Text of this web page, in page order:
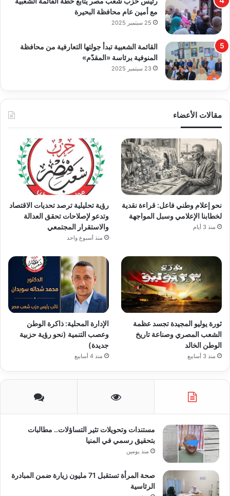
مع أمين عام محافظة البحيرة
25 سبتمبر 2025
القائمة الشعبية تبدأ جولتها التعارفية من محافظة
المنوفية برئاسة «المقدّم»
23 سبتمبر 2025
مقالات الأعضاء
نحو إعلام وطني فاعل: قراءة نقدية
لخطابنا الإعلامي وسبل المواجهة
منذ 3 أيام
رؤية تحليلية ترصد تحديات الاقتصاد
وتدعو لإصلاحات تحقق العدالة
والاستقرار المجتمعي
منذ أسبوع واحد
ثورة يوليو المجيدة تجسد عظمة
الشعب المصري وصناعة تاريخ
الوطن الخالد
منذ 3 أسابيع
الإدارة المحلية: ذاكرة الوطن
وعصب التنمية (نحو رؤية حزبية
جديدة)
منذ 4 أسابيع
مستندات وتحويلات تثير التساؤلات.. مطالبات
بتحقيق رسمي في المنيا
منذ يومين
صحة المرأة تستقبل 71 مليون زيارة ضمن المبادرة
الرئاسية